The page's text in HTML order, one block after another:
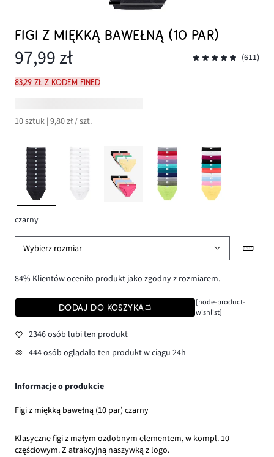
FIGI Z MIĘKKĄ BAWEŁNĄ (10 PAR)
97,99 zł (611)
83,29 zł z kodem FINED
10 sztuk | 9,80 zł / szt.
czarny
Wybierz rozmiar
84% Klientów oceniło produkt jako zgodny z rozmiarem.
DODAJ DO KOSZYKA
[node-product-
wishlist]
2346 osób lubi ten produkt
444 osób oglądało ten produkt w ciągu 24h
Informacje o produkcie
Figi z miękką bawełną (10 par) czarny
Klasyczne figi z małym ozdobnym elementem, w kompl. 10-
częściowym. Z atrakcyjną naszywką z logo.